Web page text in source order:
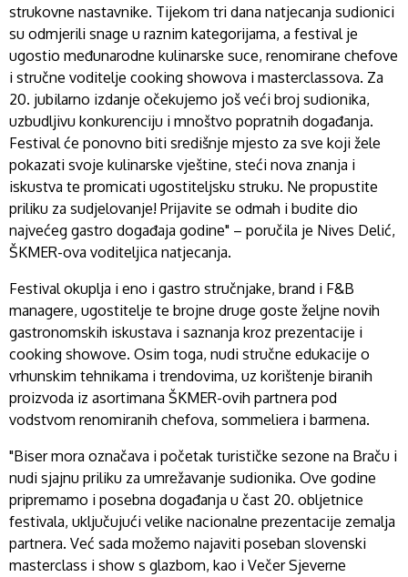
strukovne nastavnike. Tijekom tri dana natjecanja sudionici
su odmjerili snage u raznim kategorijama, a festival je
ugostio međunarodne kulinarske suce, renomirane chefove
i stručne voditelje cooking showova i masterclassova. Za
20. jubilarno izdanje očekujemo još veći broj sudionika,
uzbudljivu konkurenciju i mnoštvo popratnih događanja.
Festival će ponovno biti središnje mjesto za sve koji žele
pokazati svoje kulinarske vještine, steći nova znanja i
iskustva te promicati ugostiteljsku struku. Ne propustite
priliku za sudjelovanje! Prijavite se odmah i budite dio
najvećeg gastro događaja godine" – poručila je Nives Delić,
ŠKMER-ova voditeljica natjecanja.
Festival okuplja i eno i gastro stručnjake, brand i F&B
managere, ugostitelje te brojne druge goste željne novih
gastronomskih iskustava i saznanja kroz prezentacije i
cooking showove. Osim toga, nudi stručne edukacije o
vrhunskim tehnikama i trendovima, uz korištenje biranih
proizvoda iz asortimana ŠKMER-ovih partnera pod
vodstvom renomiranih chefova, sommeliera i barmena.
"Biser mora označava i početak turističke sezone na Braču i
nudi sjajnu priliku za umrežavanje sudionika. Ove godine
pripremamo i posebna događanja u čast 20. obljetnice
festivala, uključujući velike nacionalne prezentacije zemalja
partnera. Već sada možemo najaviti poseban slovenski
masterclass i show s glazbom, kao i Večer Sjeverne